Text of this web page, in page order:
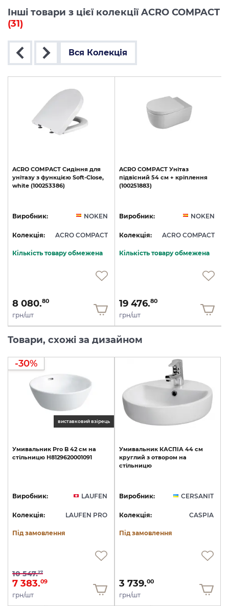
Інші товари з цієї колекції ACRO COMPACT
(31)
Вся Колекція
ACRO COMPACT Сидіння для
унітазу з функцією Soft-Close,
white (100253386)
Виробник: NOKEN
Колекція: ACRO COMPACT
Кількість товару обмежена
8 080.80
грн/шт
ACRO COMPACT Унітаз
підвісний 54 см + кріплення
(100251883)
Виробник: NOKEN
Колекція: ACRO COMPACT
Кількість товару обмежена
19 476.80
грн/шт
Товари, схожі за дизайном
виставковий взірець
-30%
Умивальник Pro B 42 см на
стільницю H8129620001091
Виробник: LAUFEN
Колекція: LAUFEN PRO
Під замовлення
10 547.27
7 383.09
грн/шт
Умивальник КАСПІА 44 см
круглий з отвором на
стільницю
Виробник: CERSANIT
Колекція: CASPIA
Під замовлення
3 739.00
грн/шт